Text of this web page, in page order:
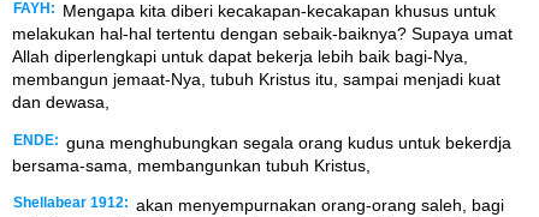
FAYH:
Mengapa kita diberi kecakapan-kecakapan khusus untuk
melakukan hal-hal tertentu dengan sebaik-baiknya? Supaya umat
Allah diperlengkapi untuk dapat bekerja lebih baik bagi-Nya,
membangun jemaat-Nya, tubuh Kristus itu, sampai menjadi kuat
dan dewasa,
ENDE: guna menghubungkan segala orang kudus untuk bekerdja
bersama-sama, membangunkan tubuh Kristus,
Shellabear 1912: akan menyempurnakan orang-orang saleh, bagi